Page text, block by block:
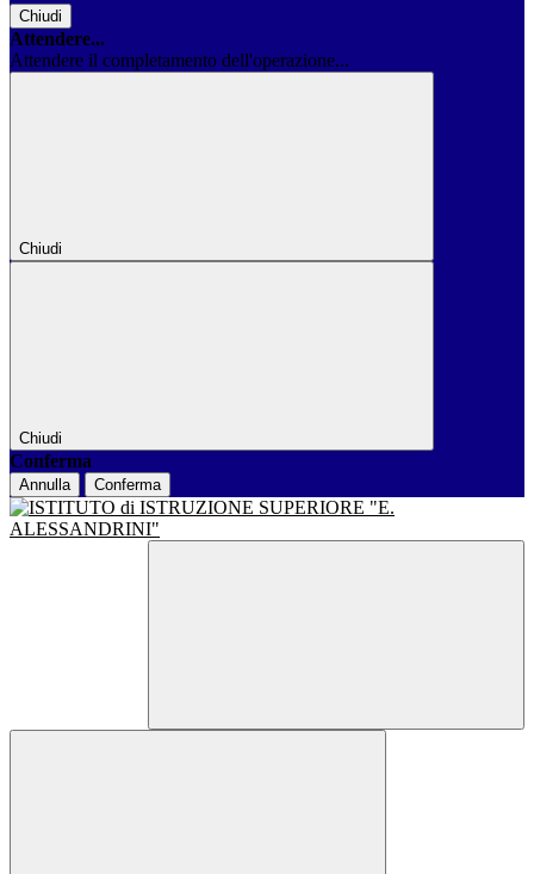
Chiudi
Attendere...
Attendere il completamento dell'operazione...
Chiudi
Chiudi
Conferma
Annulla Conferma